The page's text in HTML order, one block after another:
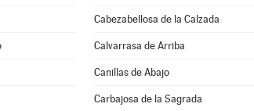
Cabezabellosa de la Calzada
Calvarrasa de Arriba
Canillas de Abajo
Carbajosa de la Sagrada